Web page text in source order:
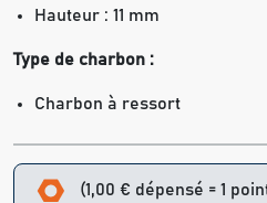
Hauteur : 11 mm
Type de charbon :
Charbon à ressort
(1,00 € dépensé = 1